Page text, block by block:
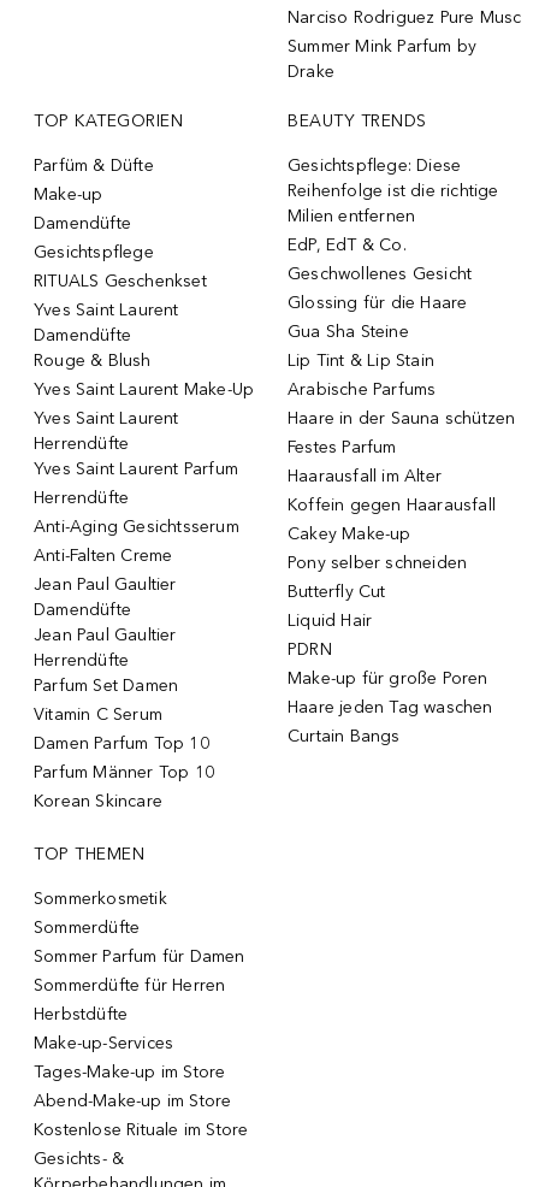
Narciso Rodriguez Pure Musc
Summer Mink Parfum by
Drake
TOP KATEGORIEN
Parfüm & Düfte
Make-up
Damendüfte
Gesichtspflege
RITUALS Geschenkset
Yves Saint Laurent
Damendüfte
Rouge & Blush
Yves Saint Laurent Make-Up
Yves Saint Laurent
Herrendüfte
Yves Saint Laurent Parfum
Herrendüfte
Anti-Aging Gesichtsserum
Anti-Falten Creme
Jean Paul Gaultier
Damendüfte
Jean Paul Gaultier
Herrendüfte
Parfum Set Damen
Vitamin C Serum
Damen Parfum Top 10
Parfum Männer Top 10
Korean Skincare
BEAUTY TRENDS
Gesichtspflege: Diese
Reihenfolge ist die richtige
Milien entfernen
EdP, EdT & Co.
Geschwollenes Gesicht
Glossing für die Haare
Gua Sha Steine
Lip Tint & Lip Stain
Arabische Parfums
Haare in der Sauna schützen
Festes Parfum
Haarausfall im Alter
Koffein gegen Haarausfall
Cakey Make-up
Pony selber schneiden
Butterfly Cut
Liquid Hair
PDRN
Make-up für große Poren
Haare jeden Tag waschen
Curtain Bangs
TOP THEMEN
Sommerkosmetik
Sommerdüfte
Sommer Parfum für Damen
Sommerdüfte für Herren
Herbstdüfte
Make-up-Services
Tages-Make-up im Store
Abend-Make-up im Store
Kostenlose Rituale im Store
Gesichts- &